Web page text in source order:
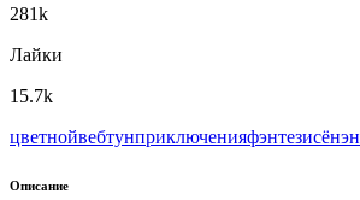
281k
Лайки
15.7k
цветнойвeбтунприключенияфэнтезисёнэн
Описание